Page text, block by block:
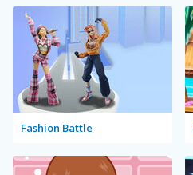
Fashion Battle